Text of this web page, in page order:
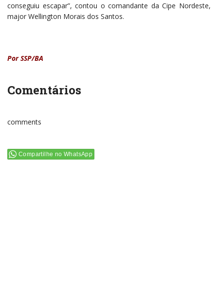
conseguiu escapar”, contou o comandante da Cipe Nordeste,
major Wellington Morais dos Santos.
Por SSP/BA
Comentários
comments
Compartilhe no WhatsApp